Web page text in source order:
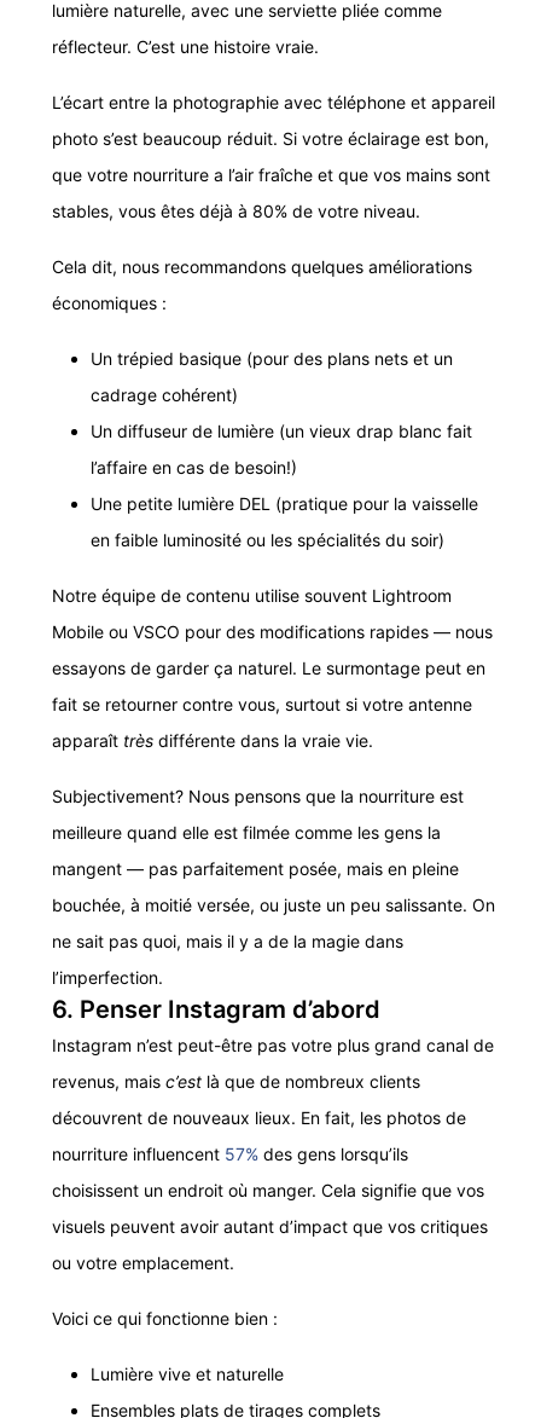
lumière naturelle, avec une serviette pliée comme
réflecteur. C’est une histoire vraie.
L’écart entre la photographie avec téléphone et appareil
photo s’est beaucoup réduit. Si votre éclairage est bon,
que votre nourriture a l’air fraîche et que vos mains sont
stables, vous êtes déjà à 80% de votre niveau.
Cela dit, nous recommandons quelques améliorations
économiques :
Un trépied basique (pour des plans nets et un
cadrage cohérent)
Un diffuseur de lumière (un vieux drap blanc fait
l’affaire en cas de besoin!)
Une petite lumière DEL (pratique pour la vaisselle
en faible luminosité ou les spécialités du soir)
Notre équipe de contenu utilise souvent Lightroom
Mobile ou VSCO pour des modifications rapides — nous
essayons de garder ça naturel. Le surmontage peut en
fait se retourner contre vous, surtout si votre antenne
apparaît très différente dans la vraie vie.
Subjectivement? Nous pensons que la nourriture est
meilleure quand elle est filmée comme les gens la
mangent — pas parfaitement posée, mais en pleine
bouchée, à moitié versée, ou juste un peu salissante. On
ne sait pas quoi, mais il y a de la magie dans
l’imperfection.
6. Penser Instagram d’abord
Instagram n’est peut-être pas votre plus grand canal de
revenus, mais c’est là que de nombreux clients
découvrent de nouveaux lieux. En fait, les photos de
nourriture influencent 57% des gens lorsqu’ils
choisissent un endroit où manger. Cela signifie que vos
visuels peuvent avoir autant d’impact que vos critiques
ou votre emplacement.
Voici ce qui fonctionne bien :
Lumière vive et naturelle
Ensembles plats de tirages complets